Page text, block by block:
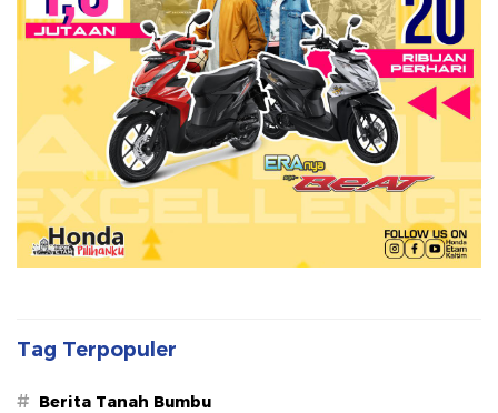
Tag Terpopuler
# Berita Tanah Bumbu